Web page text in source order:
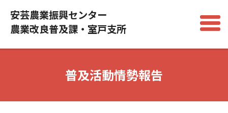
安芸農業振興センター
農業改良普及課・室戸支所
普及活動情勢報告